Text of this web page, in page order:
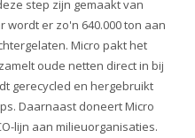
step zijn gemaakt van
wordt er zo'n 640.000 ton aan
Micro pakt het
oude netten direct in bij
gerecycled en hergebruikt
Daarnaast doneert Micro
lijn aan milieuorganisaties.